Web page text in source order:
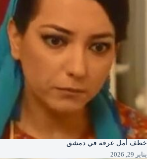
خطف أمل عرفة في دمشق
يناير 29, 2026